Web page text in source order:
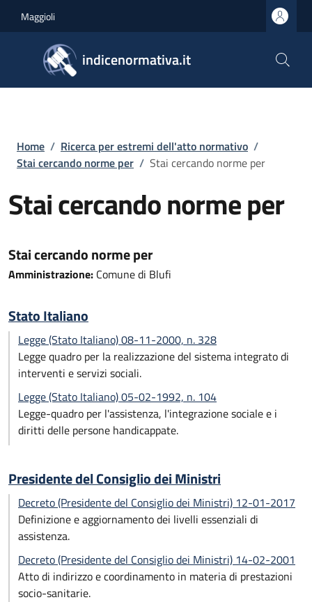
Maggioli
indicenormativa.it
Briciole di pane
Home / Ricerca per estremi dell'atto normativo /
Stai cercando norme per / Stai cercando norme per
Stai cercando norme per
Stai cercando norme per
Amministrazione: Comune di Blufi
Stato Italiano
Legge (Stato Italiano) 08-11-2000, n. 328
Legge quadro per la realizzazione del sistema integrato di
interventi e servizi sociali.
Legge (Stato Italiano) 05-02-1992, n. 104
Legge-quadro per l'assistenza, l'integrazione sociale e i
diritti delle persone handicappate.
Presidente del Consiglio dei Ministri
Decreto (Presidente del Consiglio dei Ministri) 12-01-2017
Definizione e aggiornamento dei livelli essenziali di
assistenza.
Decreto (Presidente del Consiglio dei Ministri) 14-02-2001
Atto di indirizzo e coordinamento in materia di prestazioni
socio-sanitarie.